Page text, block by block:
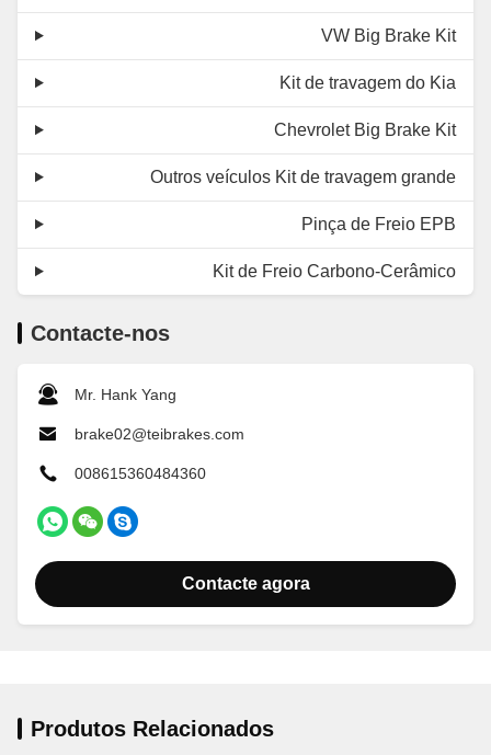
VW Big Brake Kit
Kit de travagem do Kia
Chevrolet Big Brake Kit
Outros veículos Kit de travagem grande
Pinça de Freio EPB
Kit de Freio Carbono-Cerâmico
Contacte-nos
Mr. Hank Yang
brake02@teibrakes.com
008615360484360
Contacte agora
Produtos Relacionados